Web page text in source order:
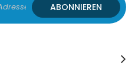
ABONNIEREN